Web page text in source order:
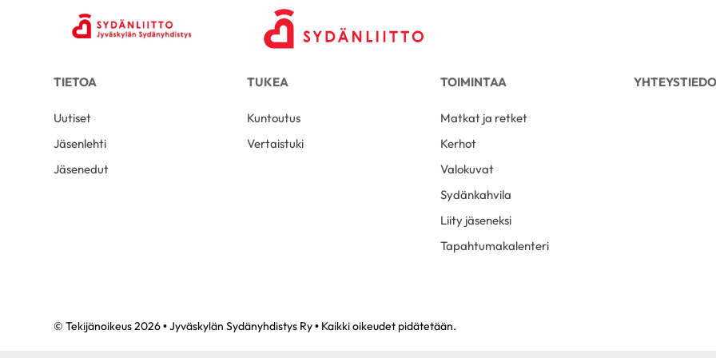
TIETOA
Uutiset
Jäsenlehti
Jäsenedut
TUKEA
Kuntoutus
Vertaistuki
TOIMINTAA
Matkat ja retket
Kerhot
Valokuvat
Sydänkahvila
Liity jäseneksi
Tapahtumakalenteri
© Tekijänoikeus 2026 • Jyväskylän Sydänyhdistys Ry • Kaikki oikeudet pidätetään.